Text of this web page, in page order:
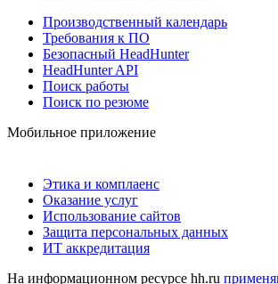
Производственный календарь
Требования к ПО
Безопасный HeadHunter
HeadHunter API
Поиск работы
Поиск по резюме
Мобильное приложение
Этика и комплаенс
Оказание услуг
Использование сайтов
Защита персональных данных
ИТ аккредитация
На информационном ресурсе hh.ru